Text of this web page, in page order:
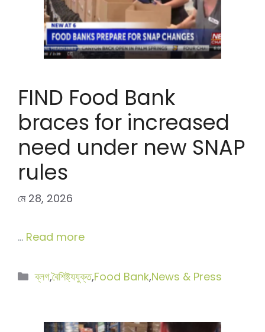
FIND Food Bank
braces for increased
need under new SNAP
rules
মে 28, 2026
… Read more
বিভাগ
ব্লগ,বৈশিষ্ট্যযুক্ত,Food Bank,News & Press